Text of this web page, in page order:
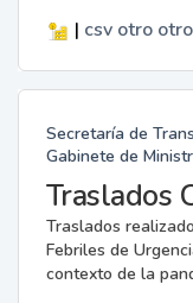
| csv otro otro
Secretaría de
Gabinete de
Traslados
Traslados
Febriles de
contexto de la